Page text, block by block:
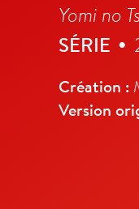
Yomi no
SÉRIE •
Création :
Version